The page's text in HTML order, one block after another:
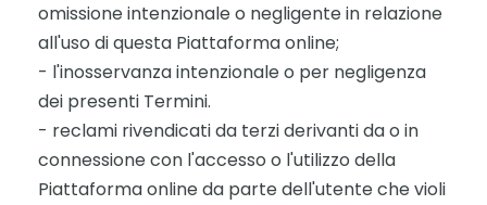
omissione intenzionale o negligente in relazione
all'uso di questa Piattaforma online;
- l'inosservanza intenzionale o per negligenza
dei presenti Termini.
- reclami rivendicati da terzi derivanti da o in
connessione con l'accesso o l'utilizzo della
Piattaforma online da parte dell'utente che violi